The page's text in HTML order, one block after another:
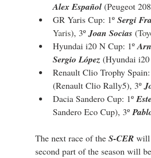
Alex Español (Peugeot
GR Yaris Cup: 1º Sergi
Yaris), 3º Joan Socias (
Hyundai i20 N Cup: 1º
Sergio López (Hyundai
Renault Clio Trophy
(Renault Clio Rally5), 3º
Dacia Sandero Cup: 1º
Sandero Eco Cup), 3º
The next race of the S-CER
second part of the season will